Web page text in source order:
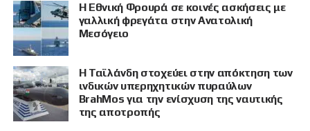
Η Εθνική Φρουρά σε κοινές ασκήσεις με
γαλλική φρεγάτα στην Ανατολική
Μεσόγειο
Η Ταϊλάνδη στοχεύει στην απόκτηση των
ινδικών υπερηχητικών πυραύλων
BrahMos για την ενίσχυση της ναυτικής
της αποτροπής